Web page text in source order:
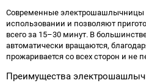
Современные электрошашлычницы
использовании и позволяют
всего за 15–30 минут. В
автоматически вращаются,
прожаривается со всех сторон и не
Преимущества